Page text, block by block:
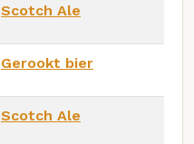
Scotch Ale
Gerookt bier
Scotch Ale